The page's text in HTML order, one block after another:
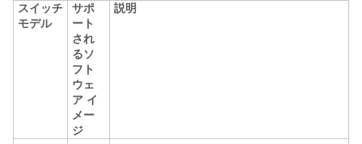
スイッチ
モデル
サポ
ート
され
るソ
フト
ウェ
ア イ
メー
ジ
説明